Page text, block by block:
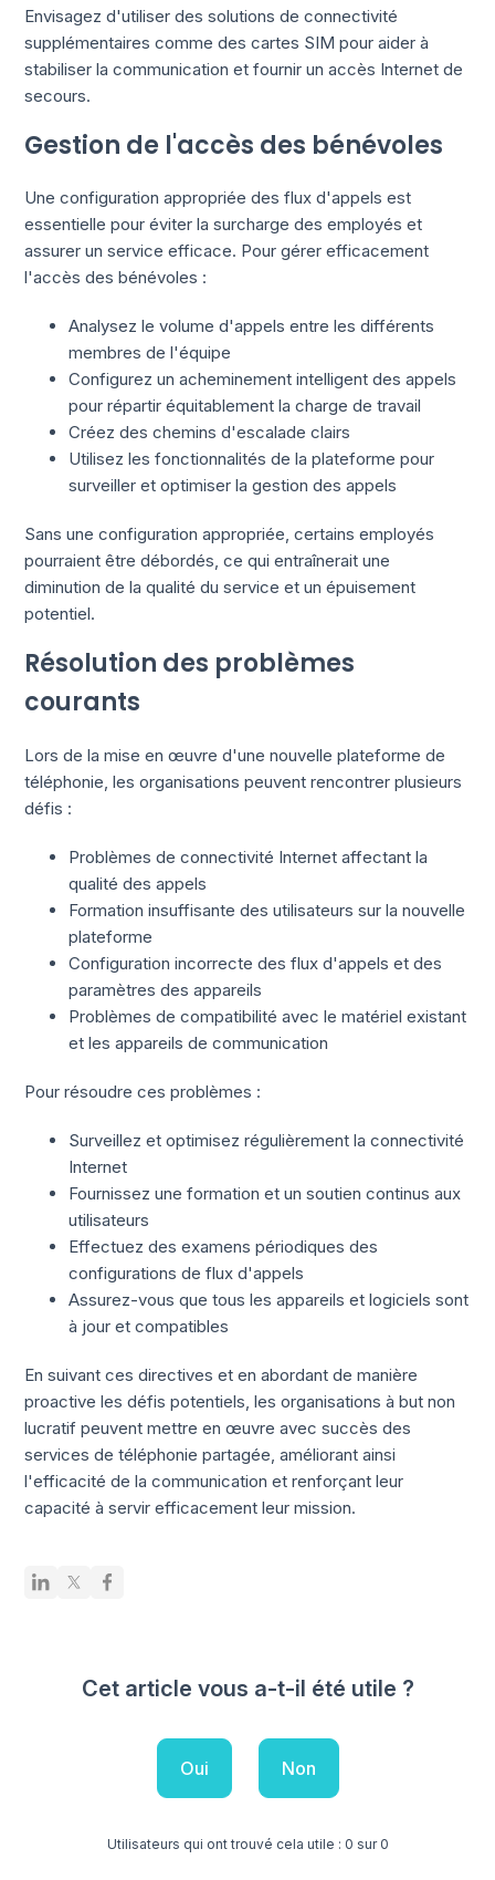
Envisagez d'utiliser des solutions de connectivité
supplémentaires comme des cartes SIM pour aider à
stabiliser la communication et fournir un accès Internet de
secours.
Gestion de l'accès des bénévoles
Une configuration appropriée des flux d'appels est
essentielle pour éviter la surcharge des employés et
assurer un service efficace. Pour gérer efficacement
l'accès des bénévoles :
Analysez le volume d'appels entre les différents
membres de l'équipe
Configurez un acheminement intelligent des appels
pour répartir équitablement la charge de travail
Créez des chemins d'escalade clairs
Utilisez les fonctionnalités de la plateforme pour
surveiller et optimiser la gestion des appels
Sans une configuration appropriée, certains employés
pourraient être débordés, ce qui entraînerait une
diminution de la qualité du service et un épuisement
potentiel.
Résolution des problèmes
courants
Lors de la mise en œuvre d'une nouvelle plateforme de
téléphonie, les organisations peuvent rencontrer plusieurs
défis :
Problèmes de connectivité Internet affectant la
qualité des appels
Formation insuffisante des utilisateurs sur la nouvelle
plateforme
Configuration incorrecte des flux d'appels et des
paramètres des appareils
Problèmes de compatibilité avec le matériel existant
et les appareils de communication
Pour résoudre ces problèmes :
Surveillez et optimisez régulièrement la connectivité
Internet
Fournissez une formation et un soutien continus aux
utilisateurs
Effectuez des examens périodiques des
configurations de flux d'appels
Assurez-vous que tous les appareils et logiciels sont
à jour et compatibles
En suivant ces directives et en abordant de manière
proactive les défis potentiels, les organisations à but non
lucratif peuvent mettre en œuvre avec succès des
services de téléphonie partagée, améliorant ainsi
l'efficacité de la communication et renforçant leur
capacité à servir efficacement leur mission.
Cet article vous a-t-il été utile ?
Oui Non
Utilisateurs qui ont trouvé cela utile : 0 sur 0